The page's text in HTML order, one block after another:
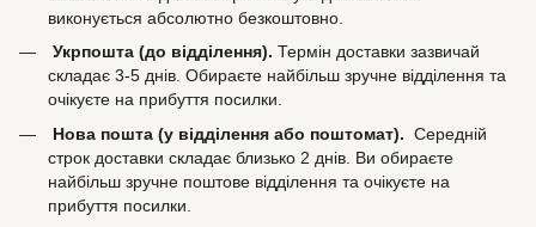
виконується абсолютно безкоштовно.
Укрпошта (до відділення). Термін доставки зазвичай
складає 3-5 днів. Обираєте найбільш зручне відділення та
очікуєте на прибуття посилки.
Нова пошта (у відділення або поштомат). Середній
строк доставки складає близько 2 днів. Ви обираєте
найбільш зручне поштове відділення та очікуєте на
прибуття посилки.